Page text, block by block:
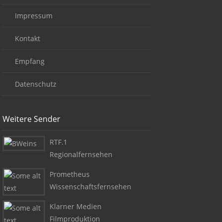
Impressum
Kontakt
Empfang
Datenschutz
Weitere Sender
RTF.1
Regionalfernsehen
Prometheus
Wissenschaftsfernsehen
Klarner Medien
Filmproduktion